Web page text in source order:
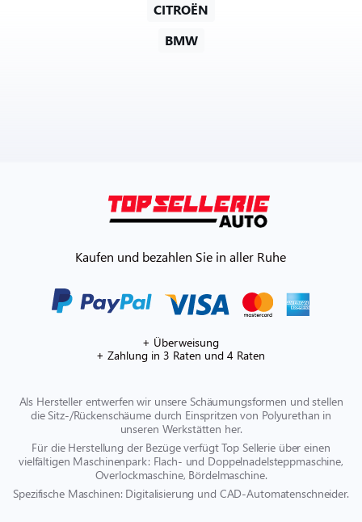
CITROËN
BMW
Kaufen und bezahlen Sie in aller Ruhe
+ Überweisung
+ Zahlung in 3 Raten und 4 Raten
Als Hersteller entwerfen wir unsere Schäumungsformen und stellen
die Sitz-/Rückenschäume durch Einspritzen von Polyurethan in
unseren Werkstätten her.
Für die Herstellung der Bezüge verfügt Top Sellerie über einen
vielfältigen Maschinenpark: Flach- und Doppelnadelsteppmaschine,
Overlockmaschine, Bördelmaschine.
Spezifische Maschinen: Digitalisierung und CAD-Automatenschneider.